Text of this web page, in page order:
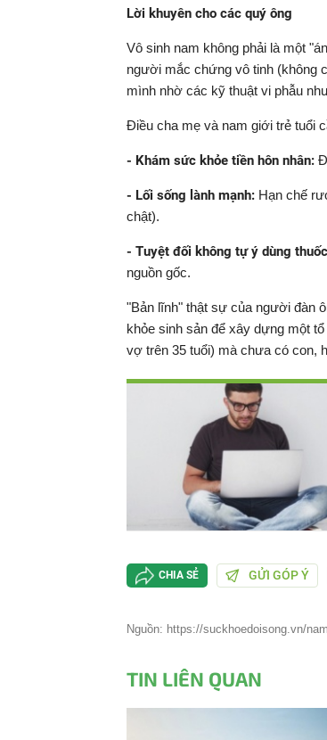
Lời khuyên cho các quý ông
Vô sinh nam không phải là một
người mắc chứng vô tinh (không
mình nhờ các kỹ thuật vi phẫu
Điều cha mẹ và nam giới trẻ tuổi
- Khám sức khỏe tiền hôn nhân:
- Lối sống lành mạnh: Hạn chế
chật).
- Tuyệt đối không tự ý dùng
nguồn gốc.
"Bản lĩnh" thật sự của người đàn
khỏe sinh sản để xây dựng một
vợ trên 35 tuổi) mà chưa có con,
CHIA SẺ GỬI GÓP Ý
Nguồn: https://suckhoedoisong.vn/
TIN LIÊN QUAN